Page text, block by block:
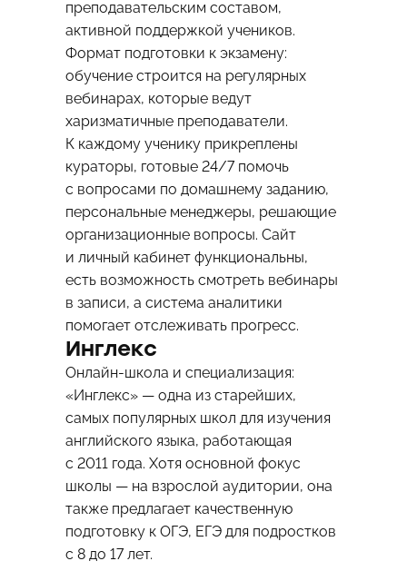
преподавательским составом,
активной поддержкой учеников.
Формат подготовки к экзамену:
обучение строится на регулярных
вебинарах, которые ведут
харизматичные преподаватели.
К каждому ученику прикреплены
кураторы, готовые 24/7 помочь
с вопросами по домашнему заданию,
персональные менеджеры, решающие
организационные вопросы. Сайт
и личный кабинет функциональны,
есть возможность смотреть вебинары
в записи, а система аналитики
помогает отслеживать прогресс.
Инглекс
Онлайн-школа и специализация:
«Инглекс» — одна из старейших,
самых популярных школ для изучения
английского языка, работающая
с 2011 года. Хотя основной фокус
школы — на взрослой аудитории, она
также предлагает качественную
подготовку к ОГЭ, ЕГЭ для подростков
с 8 до 17 лет.